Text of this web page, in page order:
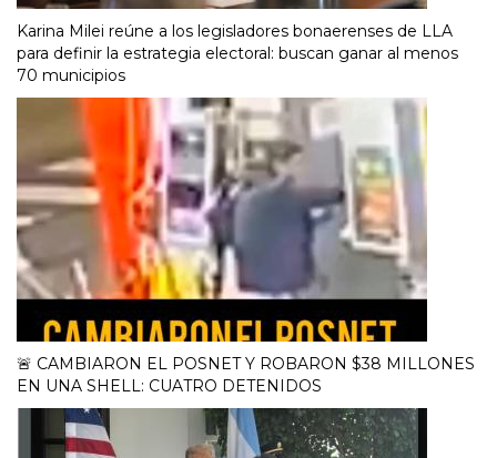
Karina Milei reúne a los legisladores bonaerenses de LLA
para definir la estrategia electoral: buscan ganar al menos
70 municipios
🚨 CAMBIARON EL POSNET Y ROBARON $38 MILLONES
EN UNA SHELL: CUATRO DETENIDOS